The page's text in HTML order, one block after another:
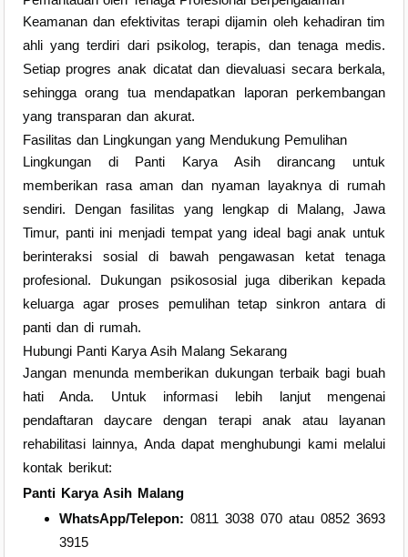
Keamanan dan efektivitas terapi dijamin oleh kehadiran tim
ahli yang terdiri dari psikolog, terapis, dan tenaga medis.
Setiap progres anak dicatat dan dievaluasi secara berkala,
sehingga orang tua mendapatkan laporan perkembangan
yang transparan dan akurat.
Fasilitas dan Lingkungan yang Mendukung Pemulihan
Lingkungan di Panti Karya Asih dirancang untuk
memberikan rasa aman dan nyaman layaknya di rumah
sendiri. Dengan fasilitas yang lengkap di Malang, Jawa
Timur, panti ini menjadi tempat yang ideal bagi anak untuk
berinteraksi sosial di bawah pengawasan ketat tenaga
profesional. Dukungan psikososial juga diberikan kepada
keluarga agar proses pemulihan tetap sinkron antara di
panti dan di rumah.
Hubungi Panti Karya Asih Malang Sekarang
Jangan menunda memberikan dukungan terbaik bagi buah
hati Anda. Untuk informasi lebih lanjut mengenai
pendaftaran daycare dengan terapi anak atau layanan
rehabilitasi lainnya, Anda dapat menghubungi kami melalui
kontak berikut:
Panti Karya Asih Malang
WhatsApp/Telepon: 0811 3038 070 atau 0852 3693
3915